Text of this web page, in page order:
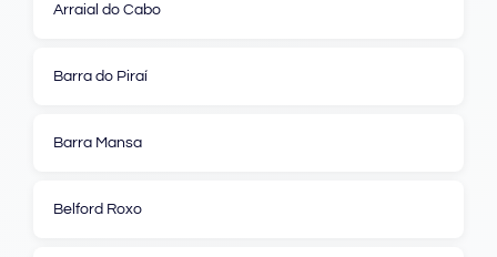
Arraial do Cabo
Barra do Piraí
Barra Mansa
Belford Roxo